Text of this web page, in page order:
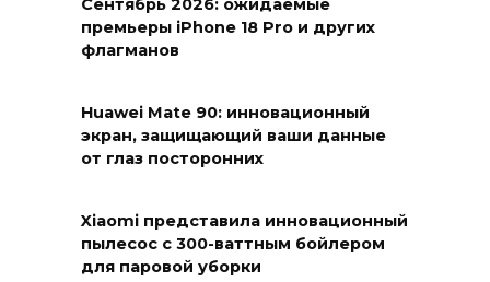
Сентябрь 2026: ожидаемые
премьеры iPhone 18 Pro и других
флагманов
Huawei Mate 90: инновационный
экран, защищающий ваши данные
от глаз посторонних
Xiaomi представила инновационный
пылесос с 300-ваттным бойлером
для паровой уборки